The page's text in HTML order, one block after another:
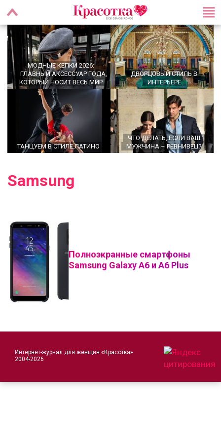
МОДНЫЕ КЕПКИ 2026:
ГЛАВНЫЙ АКСЕССУАР ГОДА,
КОТОРЫЙ НОСИТ ВЕСЬ МИР
ДВОРЦОВЫЙ СТИЛЬ В
ИНТЕРЬЕРЕ
ТАНЦУЕМ В СТИЛЕ ЛАТИНО
ЧТО ДЕЛАТЬ, ЕСЛИ ВАШ
МУЖЧИНА – РЕВНИВЕЦ?
Samsung
Полноэкранные смартфоны
Samsung Galaxy A6 и A6 Plus
Интернет-журнал для женщин «Красотка»
2004-2026